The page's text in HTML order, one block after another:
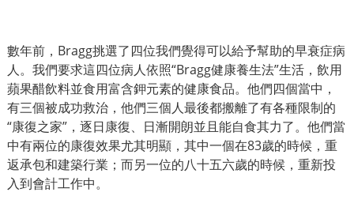
數年前，Bragg挑選了四位我們覺得可以給予幫助的早衰症病
人。我們要求這四位病人依照“Bragg健康養生法”生活，飲用
蘋果醋飲料並食用富含鉀元素的健康食品。他們四個當中，
有三個被成功救治，他們三個人最後都搬離了有各種限制的
“康復之家”，逐日康復、日漸開朗並且能自食其力了。他們當
中有兩位的康復效果尤其明顯，其中一個在83歲的時候，重
返承包和建築行業；而另一位的八十五六歲的時候，重新投
入到會計工作中。